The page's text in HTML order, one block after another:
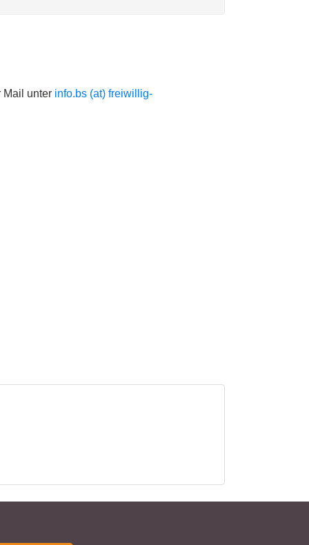
Mail unter info.bs (at) freiwillig-